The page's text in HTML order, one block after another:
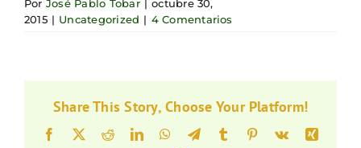
Por José Pablo Tobar | octubre 30,
2015 | Uncategorized | 4 Comentarios
Share This Story, Choose Your Platform!
Facebook
X RedditLinkedInWhatsApp
TelegramTumblr Pinterest
Vk
Xing